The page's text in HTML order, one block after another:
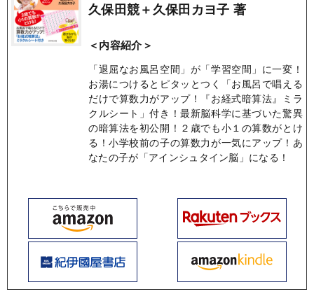
久保田競＋久保田カヨ子 著
＜内容紹介＞
「退屈なお風呂空間」が「学習空間」に一変！
お湯につけるとピタッとつく「お風呂で唱える
だけで算数力がアップ！『お経式暗算法』ミラ
クルシート」付き！最新脳科学に基づいた驚異
の暗算法を初公開！２歳でも小１の算数がとけ
る！小学校前の子の算数力が一気にアップ！あ
なたの子が「アインシュタイン脳」になる！